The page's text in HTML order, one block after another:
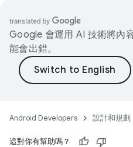
Google 會運用 AI 技術將內
能會出錯。
Android Developers 設計和規劃
這對你有幫助嗎？